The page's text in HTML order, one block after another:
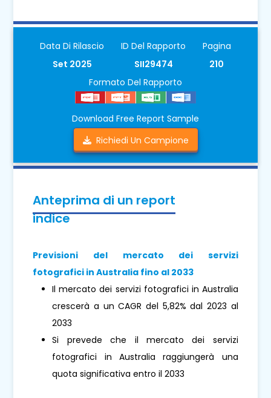
Data Di Rilascio
Set 2025
ID Del Rapporto
SII29474
Pagina
210
Formato Del Rapporto
Download Free Report Sample
Richiedi Un Campione
Anteprima di un report
indice
Previsioni del mercato dei servizi
fotografici in Australia fino al 2033
Il mercato dei servizi fotografici in Australia
crescerà a un CAGR del 5,82% dal 2023 al
2033
Si prevede che il mercato dei servizi
fotografici in Australia raggiungerà una
quota significativa entro il 2033